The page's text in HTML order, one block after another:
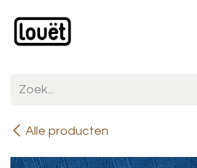
Alle producten